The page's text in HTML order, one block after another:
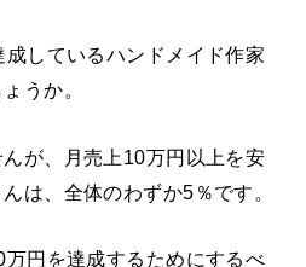
しているハンドメイド作家
うか。
が、月売上10万円以上を安
は、全体のわずか5％です。
円を達成するためにするべ